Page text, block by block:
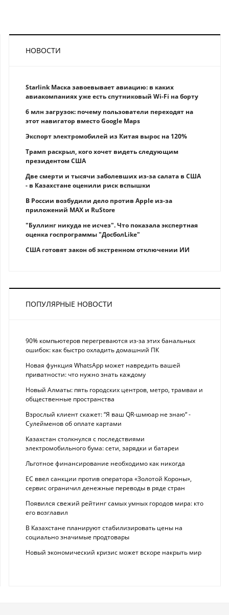
НОВОСТИ
Starlink Маска завоевывает авиацию: в каких
авиакомпаниях уже есть спутниковый Wi-Fi на борту
6 млн загрузок: почему пользователи переходят на
этот навигатор вместо Google Maps
Экспорт электромобилей из Китая вырос на 120%
Трамп раскрыл, кого хочет видеть следующим
президентом США
Две смерти и тысячи заболевших из-за салата в США
- в Казахстане оценили риск вспышки
В России возбудили дело против Apple из-за
приложений MAX и RuStore
"Буллинг никуда не исчез". Что показала экспертная
оценка госпрограммы "ДосболLike"
США готовят закон об экстренном отключении ИИ
ПОПУЛЯРНЫЕ НОВОСТИ
90% компьютеров перегреваются из-за этих банальных
ошибок: как быстро охладить домашний ПК
Новая функция WhatsApp может навредить вашей
приватности: что нужно знать каждому
Новый Алматы: пять городских центров, метро, трамваи и
общественные пространства
Взрослый клиент скажет: “Я ваш QR-шмюар не знаю“ -
Сулейменов об оплате картами
Казахстан столкнулся с последствиями
электромобильного бума: сети, зарядки и батареи
Льготное финансирование необходимо как никогда
ЕС ввел санкции против оператора «Золотой Короны»,
сервис ограничил денежные переводы в ряде стран
Появился свежий рейтинг самых умных городов мира: кто
его возглавил
В Казахстане планируют стабилизировать цены на
социально значимые продтовары
Новый экономический кризис может вскоре накрыть мир